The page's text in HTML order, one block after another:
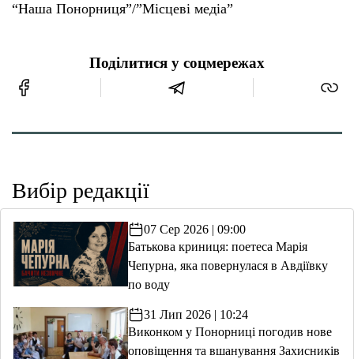
“Наша Понорниця”/”Місцеві медіа”
Поділитися у соцмережах
Вибір редакції
07 Сер 2026 | 09:00
Батькова криниця: поетеса Марія
Чепурна, яка повернулася в Авдіївку
по воду
31 Лип 2026 | 10:24
Виконком у Понорниці погодив нове
оповіщення та вшанування Захисників